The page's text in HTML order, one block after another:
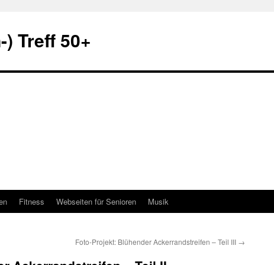
Treff 50+
Fitness Webseiten für Senioren Musik
Foto-Projekt: Blühender Ackerrandstreifen – Teil III →